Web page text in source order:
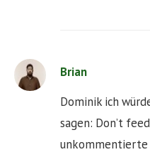
Brian
Dominik ich
sagen: Don’t
unkommentierte